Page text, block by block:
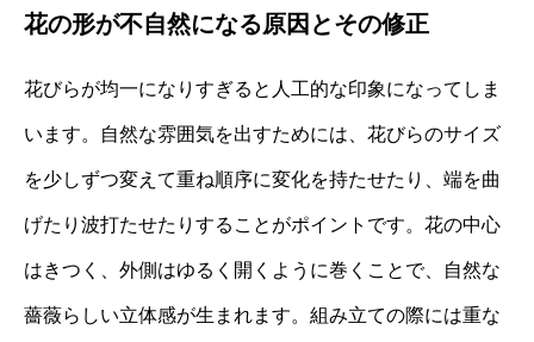
花の形が不自然になる原因とその修正
花びらが均一になりすぎると人工的な印象になってしま
います。自然な雰囲気を出すためには、花びらのサイズ
を少しずつ変えて重ね順序に変化を持たせたり、端を曲
げたり波打たせたりすることがポイントです。花の中心
はきつく、外側はゆるく開くように巻くことで、自然な
薔薇らしい立体感が生まれます。組み立ての際には重な